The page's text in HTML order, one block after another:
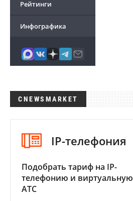
Рейтинги
Инфографика
CNEWSMARKET
IP-телефония
Подобрать тариф на IP-
телефонию и виртуальную
АТС